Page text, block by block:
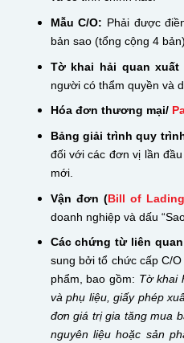
Mẫu C/O: Phải được
bản sao (tổng cộng 4 bản).
Tờ khai hải quan xuất
người có thẩm quyền và
Hóa đơn thương mại/
Bảng giải trình quy
đối với các đơn vị lần
mới.
Vận đơn (Bill of
doanh nghiệp và dấu
Các chứng từ liên
sung bởi tổ chức cấp C/
phẩm, bao gồm: Tờ khai
và phụ liệu, giấy phép
đơn giá trị gia tăng mua
nguyên liệu hoặc sản